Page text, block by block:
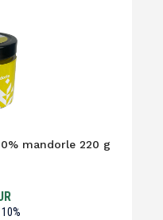
mandorle 220 g
10%